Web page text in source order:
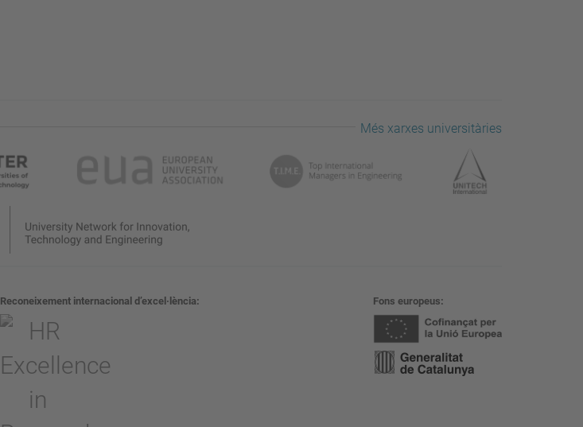
Més xarxes universitàries
Reconeixement internacional d’excel·lència Fons europeus